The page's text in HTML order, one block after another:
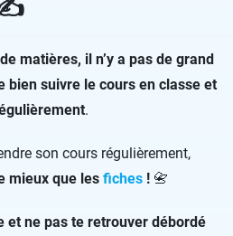
matières, il n’y a pas de grand
bien suivre le cours en classe et
.
son cours régulièrement,
mieux que les fiches ! 📇
ne pas te retrouver débordé